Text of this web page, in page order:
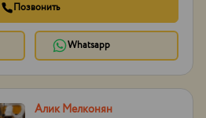
Позвонить
Whatsapp
Алик Мелконян